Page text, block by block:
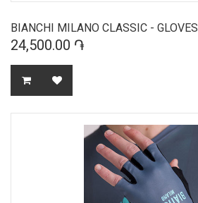
BIANCHI MILANO CLASSIC - GLOVES
24,500.00 ֏